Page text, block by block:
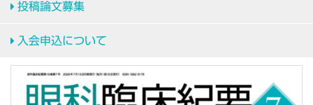
投稿論文募集
入会申込について